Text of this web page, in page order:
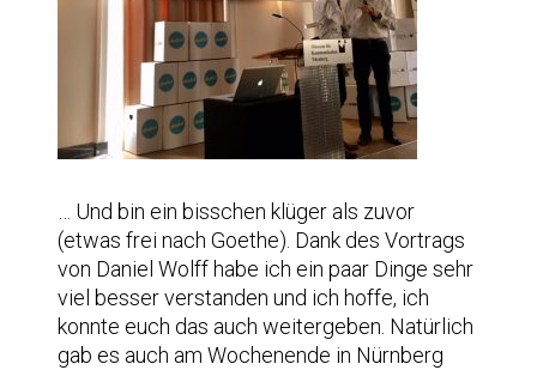
… Und bin ein bisschen klüger als zuvor
(etwas frei nach Goethe). Dank des Vortrags
von Daniel Wolff habe ich ein paar Dinge sehr
viel besser verstanden und ich hoffe, ich
konnte euch das auch weitergeben. Natürlich
gab es auch am Wochenende in Nürnberg